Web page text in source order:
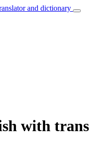
and dictionary
with